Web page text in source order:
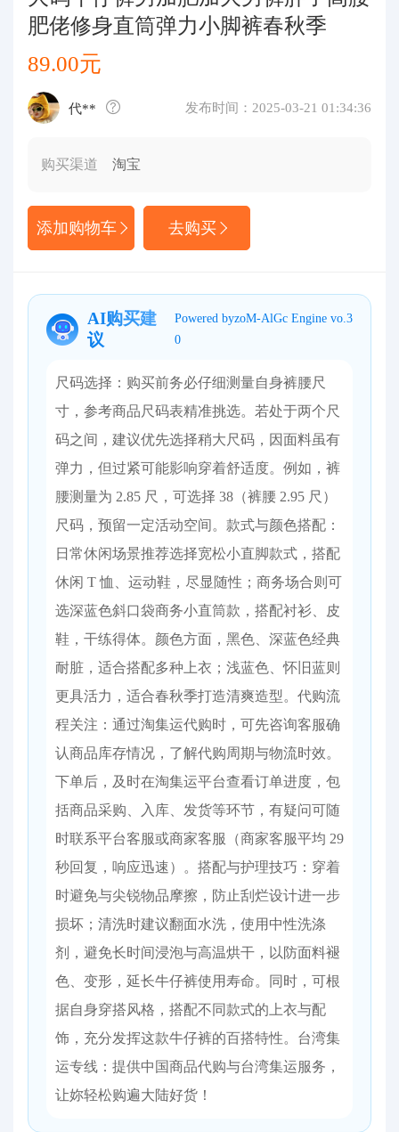
肥佬修身直筒弹力小脚裤春秋季
89.00元
代** 发布时间：2025-03-21 01:34:36
购买渠道 淘宝
添加购物车 去购买
AI购买建
议
Powered byzoM-AlGc Engine vo.3
0
尺码选择：购买前务必仔细测量自身裤腰尺
寸，参考商品尺码表精准挑选。若处于两个尺
码之间，建议优先选择稍大尺码，因面料虽有
弹力，但过紧可能影响穿着舒适度。例如，裤
腰测量为 2.85 尺，可选择 38（裤腰 2.95 尺）
尺码，预留一定活动空间。​ 款式与颜色搭配：
日常休闲场景推荐选择宽松小直脚款式，搭配
休闲 T 恤、运动鞋，尽显随性；商务场合则可
选深蓝色斜口袋商务小直筒款，搭配衬衫、皮
鞋，干练得体。颜色方面，黑色、深蓝色经典
耐脏，适合搭配多种上衣；浅蓝色、怀旧蓝则
更具活力，适合春秋季打造清爽造型。​ 代购流
程关注：通过淘集运代购时，可先咨询客服确
认商品库存情况，了解代购周期与物流时效。
下单后，及时在淘集运平台查看订单进度，包
括商品采购、入库、发货等环节，有疑问可随
时联系平台客服或商家客服（商家客服平均 29
秒回复，响应迅速）。​ 搭配与护理技巧：穿着
时避免与尖锐物品摩擦，防止刮烂设计进一步
损坏；清洗时建议翻面水洗，使用中性洗涤
剂，避免长时间浸泡与高温烘干，以防面料褪
色、变形，延长牛仔裤使用寿命。同时，可根
据自身穿搭风格，搭配不同款式的上衣与配
饰，充分发挥这款牛仔裤的百搭特性。台湾集
运专线：提供中国商品代购与台湾集运服务，
让妳轻松购遍大陆好货！